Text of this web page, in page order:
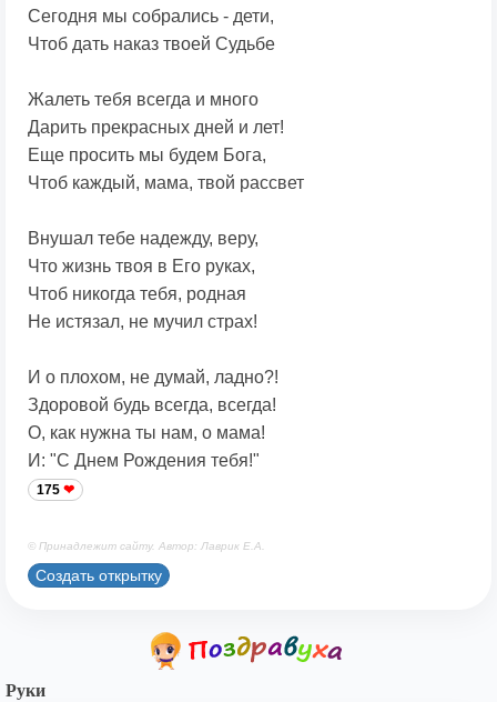
Сегодня мы собрались - дети,
Чтоб дать наказ твоей Судьбе
Жалеть тебя всегда и много
Дарить прекрасных дней и лет!
Еще просить мы будем Бога,
Чтоб каждый, мама, твой рассвет
Внушал тебе надежду, веру,
Что жизнь твоя в Его руках,
Чтоб никогда тебя, родная
Не истязал, не мучил страх!
И о плохом, не думай, ладно?!
Здоровой будь всегда, всегда!
О, как нужна ты нам, о мама!
И: "С Днем Рождения тебя!"
175
© Принадлежит сайту. Автор: Лаврик Е.А.
Создать открытку
Руки